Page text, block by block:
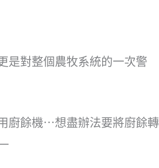
是對整個農牧系統的一次警
廚餘機⋯想盡辦法要將廚餘轉